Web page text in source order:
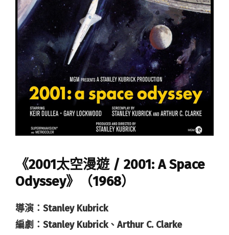
《2001太空漫遊 / 2001: A Space
Odyssey》（1968）
導演：Stanley Kubrick
編劇：Stanley Kubrick、Arthur C. Clarke